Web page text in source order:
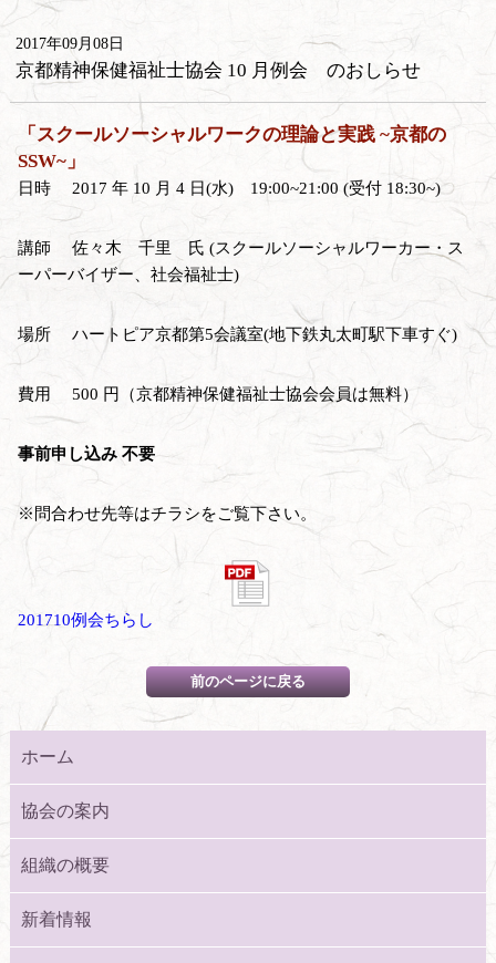
2017年09月08日
京都精神保健福祉士協会 10 月例会 のおしらせ
「スクールソーシャルワークの理論と実践 ~京都の
SSW~」
日時 2017 年 10 月 4 日(水) 19:00~21:00 (受付 18:30~)
講師 佐々木 千里 氏 (スクールソーシャルワーカー・ス
ーパーバイザー、社会福祉士)
場所 ハートピア京都第5会議室(地下鉄丸太町駅下車すぐ)
費用 500 円（京都精神保健福祉士協会会員は無料）
事前申し込み 不要
※問合わせ先等はチラシをご覧下さい。
201710例会ちらし
ホーム
協会の案内
組織の概要
新着情報